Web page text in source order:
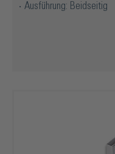
Ausführung: Beidseitig